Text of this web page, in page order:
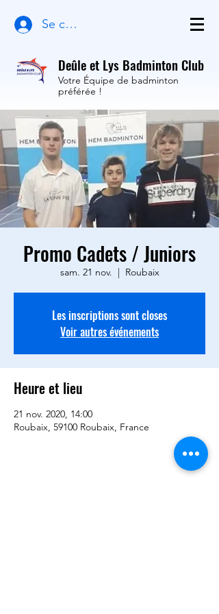
Se connecter
Deûle et Lys Badminton Club
Votre Équipe de badminton
préférée !
Promo Cadets / Juniors
sam. 21 nov.
  |
Roubaix
Les inscriptions sont closes
Voir autres événements
Heure et lieu
21 nov. 2020, 14:00
Roubaix, 59100 Roubaix, France